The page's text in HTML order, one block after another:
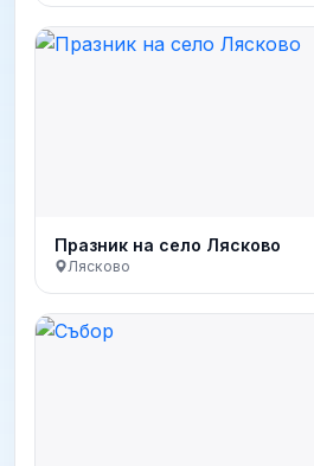
Празник на село Лясково
Лясково